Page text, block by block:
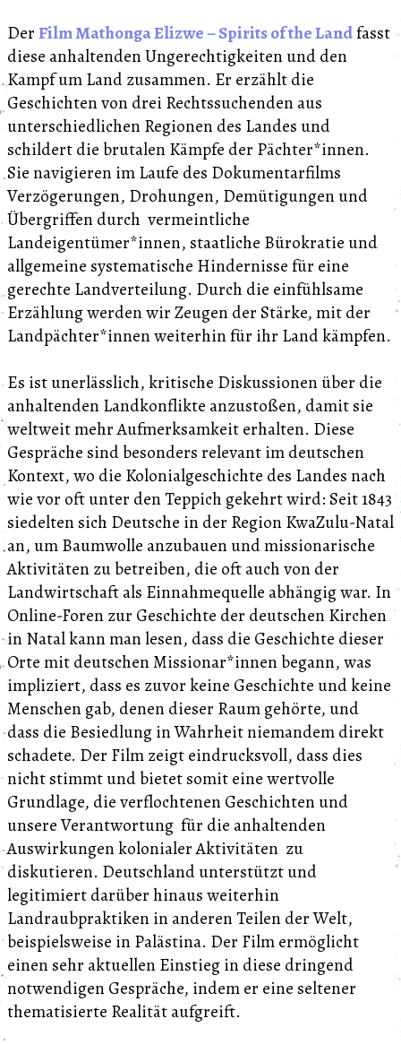
DerFilm Mathonga Elizwe – Spirits of the Landfasst
diese anhaltenden Ungerechtigkeiten und den
Kampf um Land zusammen. Er erzählt die
Geschichten von drei Rechtssuchenden aus
unterschiedlichen Regionen des Landes und
schildert die brutalen Kämpfe der Pächter*innen.
Sie navigieren im Laufe des Dokumentarfilms
Verzögerungen, Drohungen, Demütigungen und
Übergriffen durch vermeintliche
Landeigentümer*innen, staatliche Bürokratie und
allgemeine systematische Hindernisse für eine
gerechte Landverteilung. Durch die einfühlsame
Erzählung werden wir Zeugen der Stärke, mit der
Landpächter*innen weiterhin für ihr Land kämpfen.
Es ist unerlässlich, kritische Diskussionen über die
anhaltenden Landkonflikte anzustoßen, damit sie
weltweit mehr Aufmerksamkeit erhalten. Diese
Gespräche sind besonders relevant im deutschen
Kontext, wo die Kolonialgeschichte des Landes nach
wie vor oft unter den Teppich gekehrt wird: Seit 1843
siedelten sich Deutsche in der Region KwaZulu-Natal
an, um Baumwolle anzubauen und missionarische
Aktivitäten zu betreiben, die oft auch von der
Landwirtschaft als Einnahmequelle abhängig war. In
Online-Foren zur Geschichte der deutschen Kirchen
in Natal kann man lesen, dass die Geschichte dieser
Orte mit deutschen Missionar*innen begann, was
impliziert, dass es zuvor keine Geschichte und keine
Menschen gab, denen dieser Raum gehörte, und
dass die Besiedlung in Wahrheit niemandem direkt
schadete. Der Film zeigt eindrucksvoll, dass dies
nicht stimmt und bietet somit eine wertvolle
Grundlage, die verflochtenen Geschichten und
unsere Verantwortung für die anhaltenden
Auswirkungen kolonialer Aktivitäten zu
diskutieren. Deutschland unterstützt und
legitimiert darüber hinaus weiterhin
Landraubpraktiken in anderen Teilen der Welt,
beispielsweise in Palästina. Der Film ermöglicht
einen sehr aktuellen Einstieg in diese dringend
notwendigen Gespräche, indem er eine seltener
thematisierte Realität aufgreift.